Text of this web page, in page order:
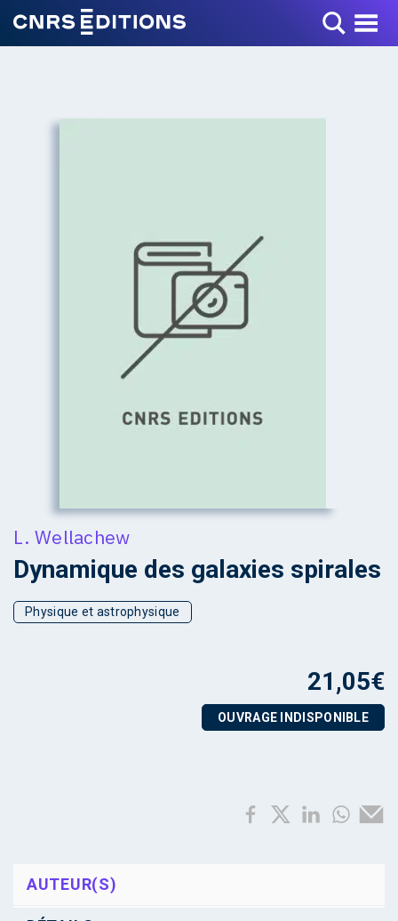
Toggle Menu
L. Wellachew
Dynamique des galaxies spirales
Physique et astrophysique
21,05€
OUVRAGE INDISPONIBLE
AUTEUR(S)